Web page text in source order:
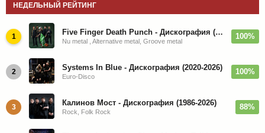
НЕДЕЛЬНЫЙ РЕЙТИНГ
1 Five Finger Death Punch - Дискография (2008-2026)
Nu metal , Alternative metal, Groove metal
100%
2 Systems In Blue - Дискография (2020-2026)
Euro-Disco
100%
3 Калинов Мост - Дискография (1986-2026)
Rock, Folk Rock
88%